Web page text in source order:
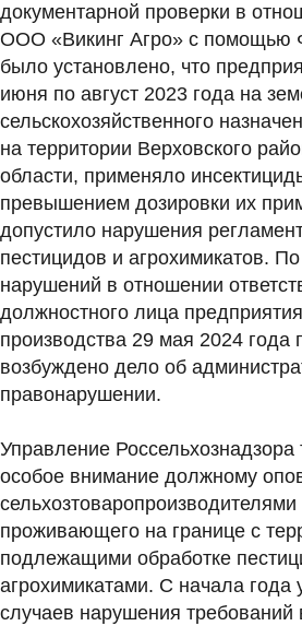
документарной проверки в
ООО «Викинг Агро» с помощью
было установлено, что
июня по август 2023 года на
сельскохозяйственного
на территории Верховского
области, применяло
превышением дозировки их
допустило нарушения
пестицидов и агрохимикатов.
нарушений в отношении
должностного лица
производства 29 мая 2024
возбуждено дело об
правонарушении.
Управление Россельхознадзора
особое внимание должному
проживающего на границе с
подлежащими обработке
агрохимикатами. С начала года
случаев нарушения требований